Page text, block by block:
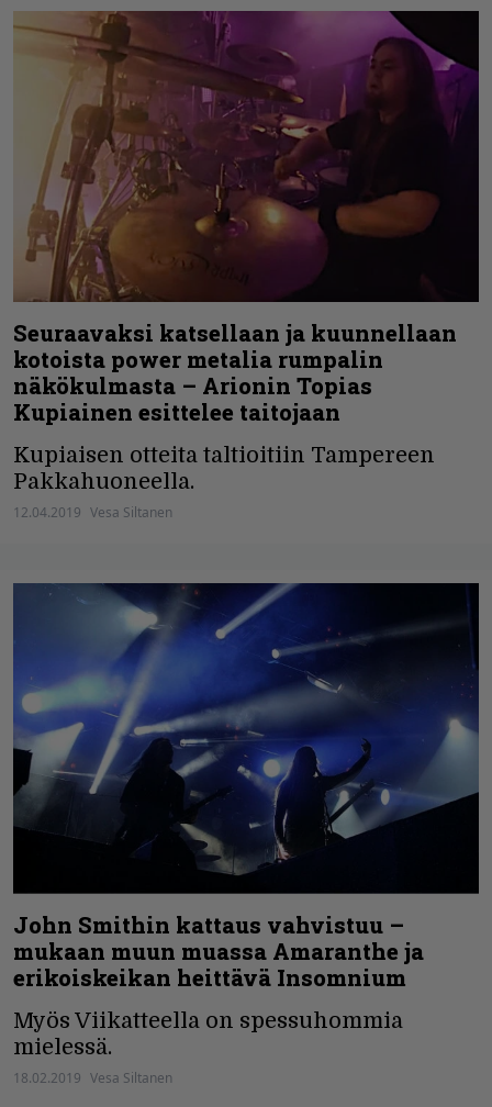
Seuraavaksi katsellaan ja kuunnellaan
kotoista power metalia rumpalin
näkökulmasta – Arionin Topias
Kupiainen esittelee taitojaan
Kupiaisen otteita taltioitiin Tampereen
Pakkahuoneella.
12.04.2019 Vesa Siltanen
John Smithin kattaus vahvistuu –
mukaan muun muassa Amaranthe ja
erikoiskeikan heittävä Insomnium
Myös Viikatteella on spessuhommia
mielessä.
18.02.2019 Vesa Siltanen